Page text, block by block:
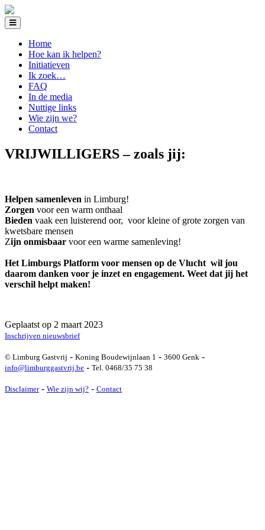
Home
Hoe kan ik helpen?
Initiatieven
Ik zoek…
FAQ
In de media
Nuttige links
Wie zijn we?
Contact
VRIJWILLIGERS – zoals jij:
Helpen samenleven in Limburg!
Zorgen voor een warm onthaal
Bieden vaak een luisterend oor, voor kleine of grote zorgen van
kwetsbare mensen
Zijn onmisbaar voor een warme samenleving!
Het Limburgs Platform voor mensen op de Vlucht wil jou
daarom danken voor je inzet en engagement. Weet dat jij het
verschil helpt maken!
Geplaatst op 2 maart 2023
Inschrijven nieuwsbrief
© Limburg Gastvrij - Koning Boudewijnlaan 1 - 3600 Genk -
info@limburggastvrij.be - Tel. 0468/35 75 38
Disclaimer - Wie zijn wij? - Contact